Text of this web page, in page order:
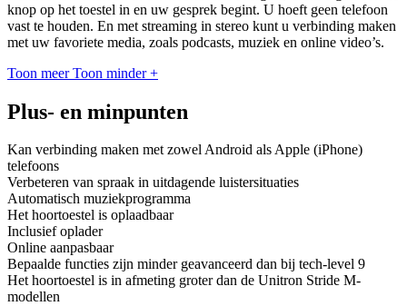
knop op het toestel in en uw gesprek begint. U hoeft geen telefoon
vast te houden. En met streaming in stereo kunt u verbinding maken
met uw favoriete media, zoals podcasts, muziek en online video’s.
Toon meer Toon minder +
Plus- en minpunten
Kan verbinding maken met zowel Android als Apple (iPhone)
telefoons
Verbeteren van spraak in uitdagende luistersituaties
Automatisch muziekprogramma
Het hoortoestel is oplaadbaar
Inclusief oplader
Online aanpasbaar
Bepaalde functies zijn minder geavanceerd dan bij tech-level 9
Het hoortoestel is in afmeting groter dan de Unitron Stride M-
modellen